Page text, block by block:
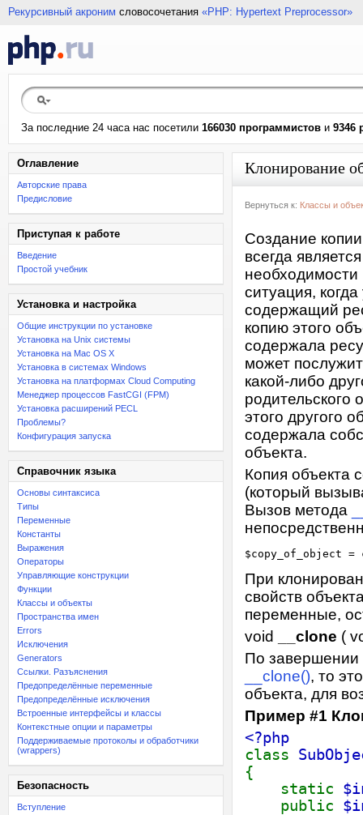
Рекурсивный акроним словосочетания «PHP: Hypertext Preprocessor»
За последние 24 часа нас посетили 166030 программистов и 9346
Оглавление
Авторские права
Предисловие
Приступая к работе
Введение
Простой учебник
Установка и настройка
Общие инструкции по установке
Установка на Unix системы
Установка на Mac OS X
Установка в системах Windows
Установка на платформах Cloud Computing
Менеджер процессов FastCGI (FPM)
Установка расширений PECL
Проблемы?
Конфигурация запуска
Справочник языка
Основы синтаксиса
Типы
Переменные
Константы
Выражения
Операторы
Управляющие конструкции
Функции
Классы и объекты
Пространства имен
Errors
Исключения
Generators
Ссылки. Разъяснения
Предопределённые переменные
Предопределённые исключения
Встроенные интерфейсы и классы
Контекстные опции и параметры
Поддерживаемые протоколы и обработчики
(wrappers)
Безопасность
Вступление
Клонирование
Вернуться к: Классы и
Создание
всегда
необходимости
ситуация,
содержащий
копию этого
содержала
может
какой-либо
родительского
этого другого
содержала
объекта.
Копия объекта
(который
Вызов метода
При
свойств
переменные,
void
__clone (
По завершении
__clone(), то
объекта, для
Пример #1
<?php
class
{
static
public